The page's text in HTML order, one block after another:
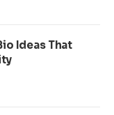
Ideas That